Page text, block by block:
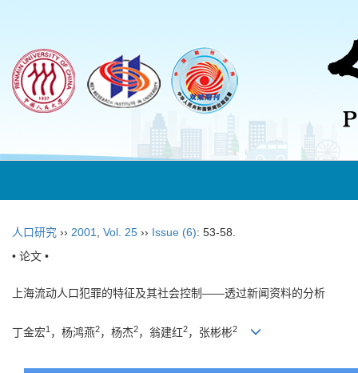
人口研究 ›› 2001 Vol. 25 ›› Issue (6): 53-58.
• 论文 •
上海流动人口犯罪的特征及其社会控制——透过新闻资料的分析
丁金宏1 ，杨鸿燕2，杨杰2，翁建红2，张彬彬2